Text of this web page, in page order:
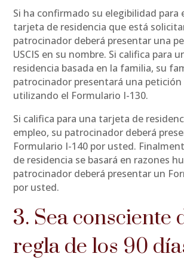
Si ha confirmado su elegibilidad para
tarjeta de residencia que está
patrocinador deberá presentar una
USCIS en su nombre. Si califica para
residencia basada en la familia, su
patrocinador presentará una
utilizando el Formulario I-130.
Si califica para una tarjeta de
empleo, su patrocinador deberá
Formulario I-140 por usted.
de residencia se basará en razones
patrocinador deberá presentar un
por usted.
3. Sea consciente
regla de los 90